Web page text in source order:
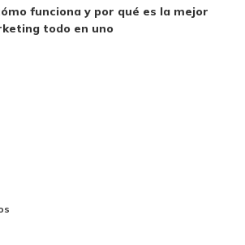
funciona y por qué es la mejor
todo en uno